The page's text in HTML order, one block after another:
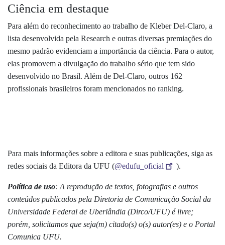
Ciência em destaque
Para além do reconhecimento ao trabalho de Kleber Del-Claro, a
lista desenvolvida pela Research e outras diversas premiações do
mesmo padrão evidenciam a importância da ciência. Para o autor,
elas promovem a divulgação do trabalho sério que tem sido
desenvolvido no Brasil. Além de Del-Claro, outros 162
profissionais brasileiros foram mencionados no ranking.
Para mais informações sobre a editora e suas publicações, siga as
redes sociais da Editora da UFU (@edufu_oficial ).
Política de uso: A reprodução de textos, fotografias e outros
conteúdos publicados pela Diretoria de Comunicação Social da
Universidade Federal de Uberlândia (Dirco/UFU) é livre;
porém, solicitamos que seja(m) citado(s) o(s) autor(es) e o Portal
Comunica UFU.